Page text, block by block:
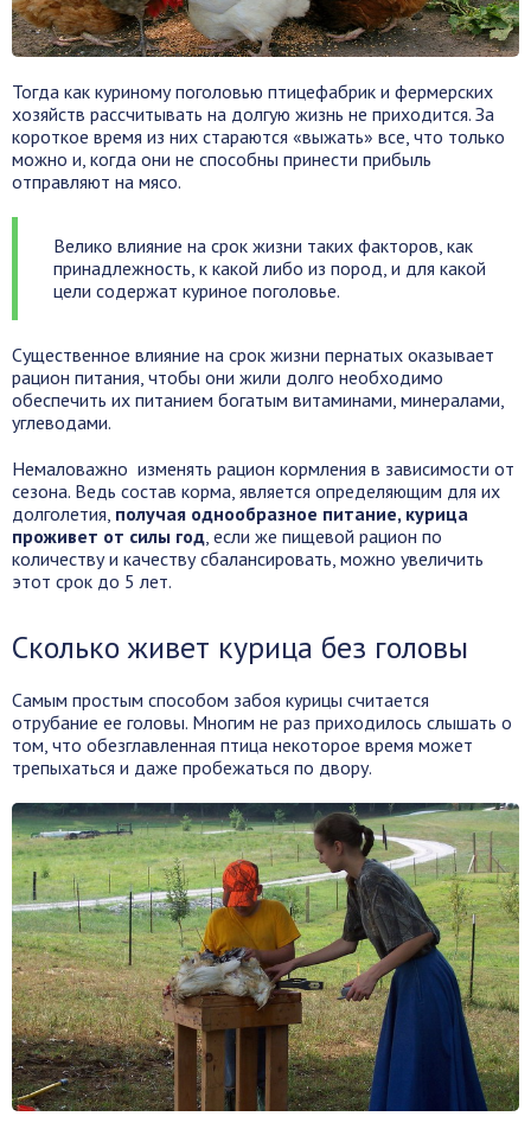
Тогда как куриному поголовью птицефабрик и фермерских
хозяйств рассчитывать на долгую жизнь не приходится. За
короткое время из них стараются «выжать» все, что только
можно и, когда они не способны принести прибыль
отправляют на мясо.
Велико влияние на срок жизни таких факторов, как
принадлежность, к какой либо из пород, и для какой
цели содержат куриное поголовье.
Существенное влияние на срок жизни пернатых оказывает
рацион питания, чтобы они жили долго необходимо
обеспечить их питанием богатым витаминами, минералами,
углеводами.
Немаловажно изменять рацион кормления в зависимости от
сезона. Ведь состав корма, является определяющим для их
долголетия, получая однообразное питание, курица
проживет от силы год, если же пищевой рацион по
количеству и качеству сбалансировать, можно увеличить
этот срок до 5 лет.
Сколько живет курица без головы
Самым простым способом забоя курицы считается
отрубание ее головы. Многим не раз приходилось слышать о
том, что обезглавленная птица некоторое время может
трепыхаться и даже пробежаться по двору.